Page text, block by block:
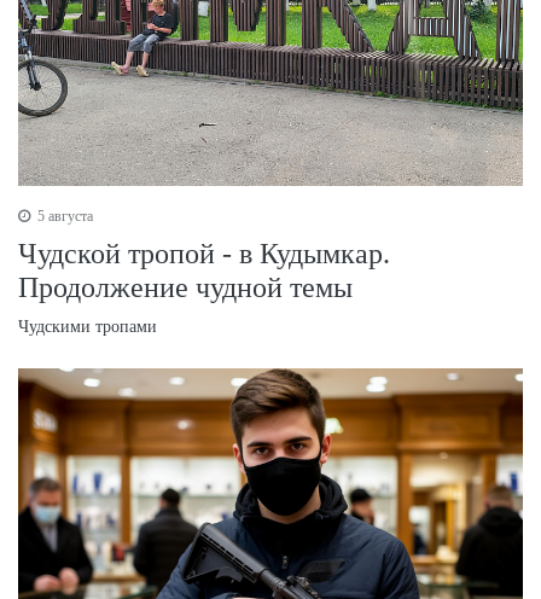
5 августа
Чудской тропой - в Кудымкар.
Продолжение чудной темы
Чудскими тропами